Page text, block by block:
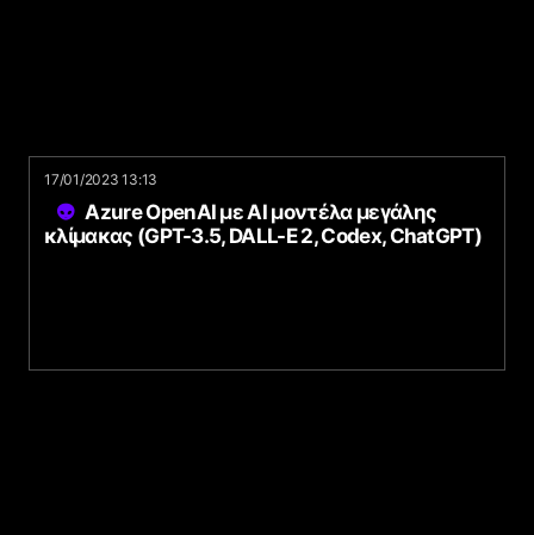
17/01/2023 13:13
Azure OpenAI με AI μοντέλα μεγάλης
κλίμακας (GPT-3.5, DALL-E 2, Codex, ChatGPT)